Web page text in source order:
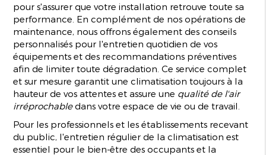
pour s'assurer que votre installation retrouve toute sa
performance. En complément de nos opérations de
maintenance, nous offrons également des conseils
personnalisés pour l'entretien quotidien de vos
équipements et des recommandations préventives
afin de limiter toute dégradation. Ce service complet
et sur mesure garantit une climatisation toujours à la
hauteur de vos attentes et assure une qualité de l'air
irréprochabledans votre espace de vie ou de travail.
Pour les professionnels et les établissements recevant
du public, l'entretien régulier de la climatisation est
essentiel pour le bien-être des occupants et la